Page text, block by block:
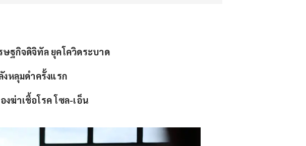
ฐกิจดิจิทัล ยุคโควิดระบาด
หลุมดำครั้งแรก
ฆ่าเชื้อโรค โซล-เอ็น